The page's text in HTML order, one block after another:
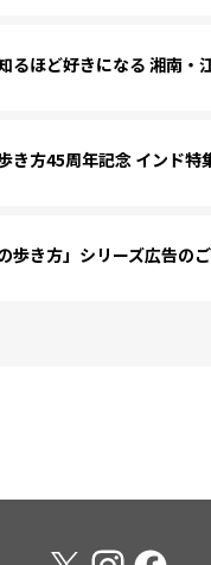
るほど好きになる 湘南・
き方45周年記念 インド特
の歩き方」シリーズ広告の